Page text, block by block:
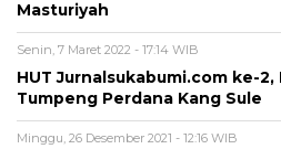
Masturiyah
Senin, 7 Maret 2022 - 17:14 WIB
HUT Jurnalsukabumi.com ke-2,
Tumpeng Perdana Kang Sule
Minggu, 26 Desember 2021 - 12:16 WIB